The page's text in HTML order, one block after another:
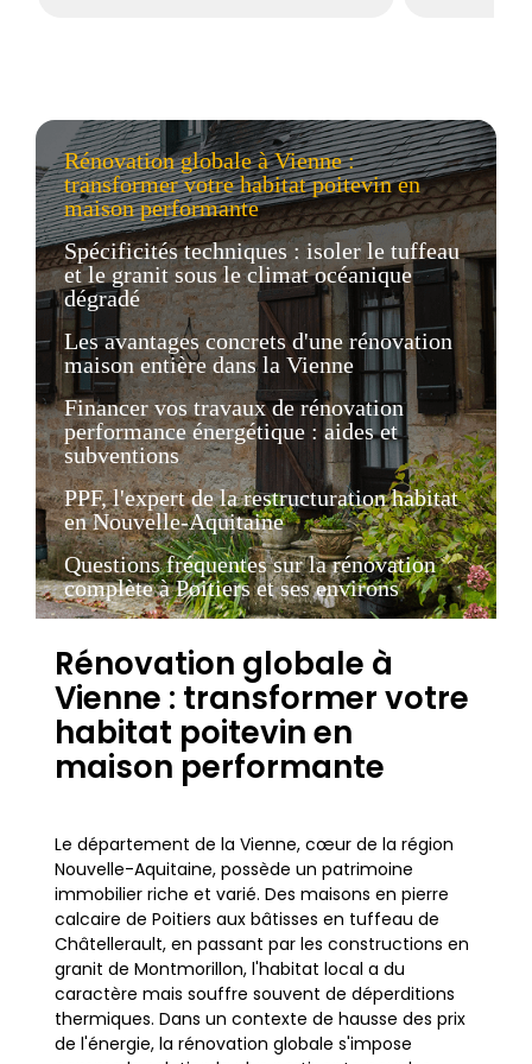
Rénovation globale à Vienne :
transformer votre habitat poitevin en
maison performante
Spécificités techniques : isoler le tuffeau
et le granit sous le climat océanique
dégradé
Les avantages concrets d'une rénovation
maison entière dans la Vienne
Financer vos travaux de rénovation
performance énergétique : aides et
subventions
PPF, l'expert de la restructuration habitat
en Nouvelle-Aquitaine
Questions fréquentes sur la rénovation
complète à Poitiers et ses environs
Rénovation globale à
Vienne : transformer votre
habitat poitevin en
maison performante
Le département de la Vienne, cœur de la région
Nouvelle-Aquitaine, possède un patrimoine
immobilier riche et varié. Des maisons en pierre
calcaire de Poitiers aux bâtisses en tuffeau de
Châtellerault, en passant par les constructions en
granit de Montmorillon, l'habitat local a du
caractère mais souffre souvent de déperditions
thermiques. Dans un contexte de hausse des prix
de l'énergie, la rénovation globale s'impose